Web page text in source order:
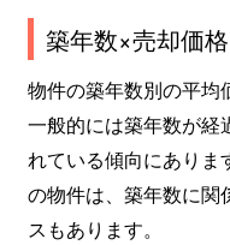
築年数×売却価格
物件の築年数別の平均
一般的には築年数が経
れている傾向にありま
の物件は、築年数に関
スもあります。